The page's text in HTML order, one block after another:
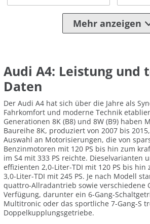
Mehr anzeigen
Audi A4: Leistung und
Daten
Der Audi A4 hat sich über die Jahre als
Fahrkomfort und moderne Technik
Generationen 8K (B8) und 8W (B9) haben
Baureihe 8K, produziert von 2007 bis
Auswahl an Motorisierungen, die von
Benzinmotoren mit 120 PS bis hin zum
im S4 mit 333 PS reichte. Dieselvarianten
effizienten 2,0-Liter-TDI mit 120 PS bis hin
3,0-Liter-TDI mit 245 PS. Je nach Modell
quattro-Allradantrieb sowie verschiedene
Verfügung, darunter ein 6-Gang-
Multitronic oder das sportliche 7-Gang-S
Doppelkupplungsgetriebe.